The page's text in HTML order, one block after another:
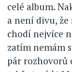
celé album.
a není divu, že
chodí nejvíce
zatím nemám
pár rozhovorů